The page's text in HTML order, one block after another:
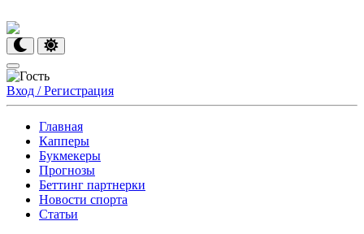
Вход / Регистрация
Главная
Капперы
Букмекеры
Прогнозы
Беттинг партнерки
Новости спорта
Статьи